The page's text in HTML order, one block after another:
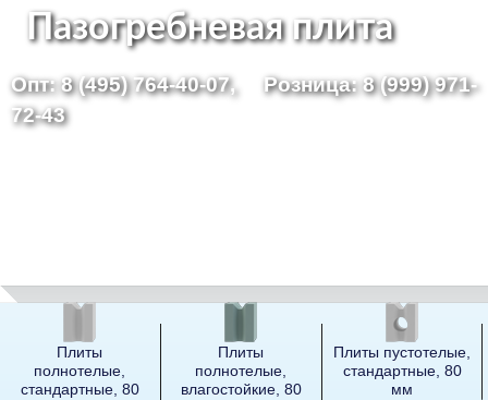
Перейти
основному
Пазогребневая плита
Опт: 8 (495) 764-40-07,
Розница: 8 (999) 971-
72-43
Плиты
полнотелые,
стандартные, 80
Плиты
полнотелые,
влагостойкие, 80
Плиты пустотелые,
стандартные, 80
мм